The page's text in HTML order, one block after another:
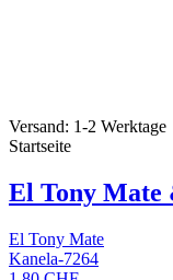
Versand: 1-2 Werktage
Startseite
El Tony Mate
El Tony Mate
Kanela-7264